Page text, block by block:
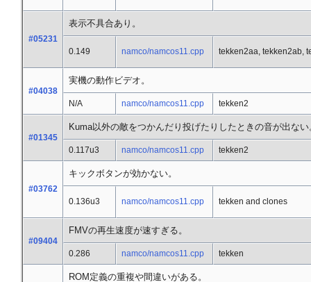
#05231
表示不具合あり。
0.149 namco/namcos11.cpp tekken2aa, tekken2ab,
#04038
実機の動作ビデオ。
N/A namco/namcos11.cpp tekken2
#01345
Kuma以外の敵をつかんだり投げたりしたときの音が出ない
0.117u3 namco/namcos11.cpp tekken2
#03762
キックボタンが効かない。
0.136u3 namco/namcos11.cpp tekken and clones
#09404
FMVの再生速度が速すぎる。
0.286 namco/namcos11.cpp tekken
ROM定義の重複や間違いがある。